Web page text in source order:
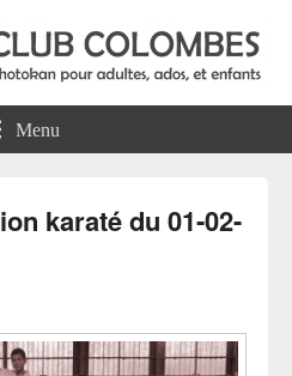
Menu
karaté du 01-02-